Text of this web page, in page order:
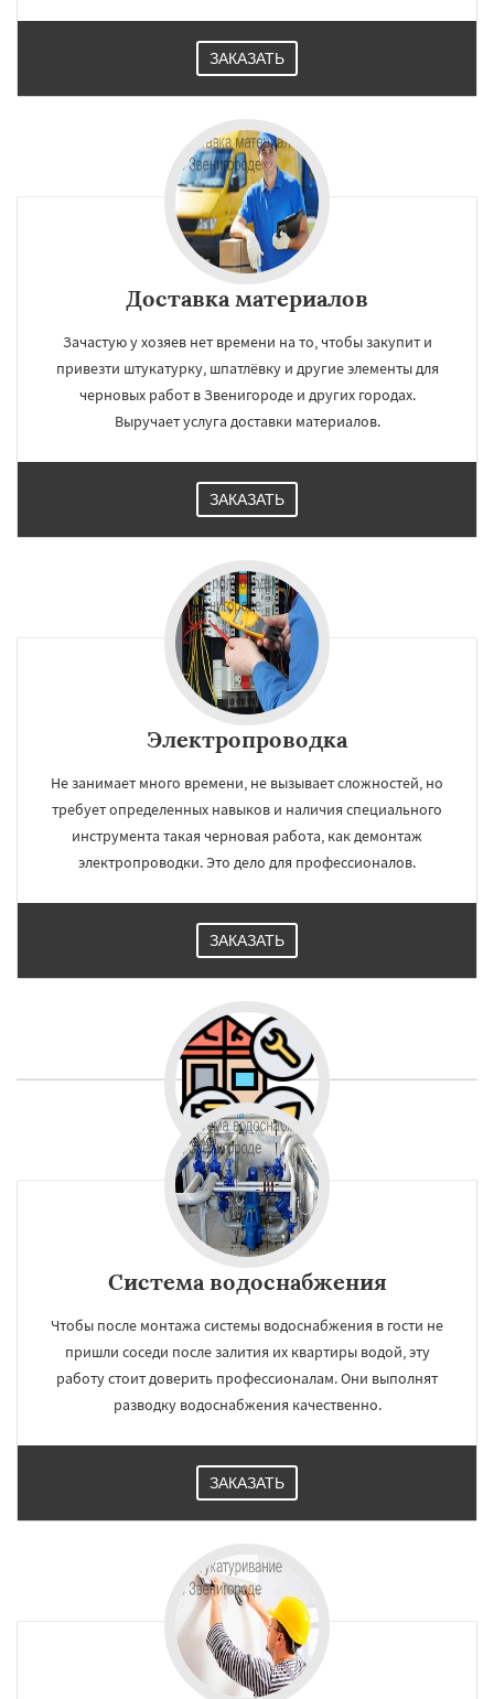
ЗАКАЗАТЬ
Доставка материалов
Зачастую у хозяев нет времени на то, чтобы закупит и
привезти штукатурку, шпатлёвку и другие элементы для
черновых работ в Звенигороде и других городах.
Выручает услуга доставки материалов.
ЗАКАЗАТЬ
Электропроводка
Не занимает много времени, не вызывает сложностей, но
требует определенных навыков и наличия специального
инструмента такая черновая работа, как демонтаж
электропроводки. Это дело для профессионалов.
ЗАКАЗАТЬ
Система водоснабжения
Чтобы после монтажа системы водоснабжения в гости не
пришли соседи после залития их квартиры водой, эту
работу стоит доверить профессионалам. Они выполнят
разводку водоснабжения качественно.
ЗАКАЗАТЬ